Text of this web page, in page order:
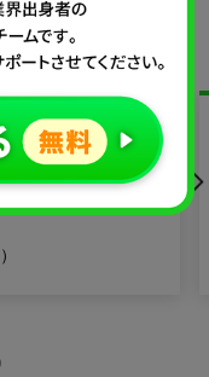
作成しましょう。ポ
す。
の不動産情報サイ